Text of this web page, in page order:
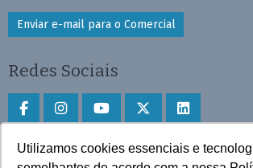
Utilizamos cookies essenciais e
Enviar e-mail para o Comercial
Redes Sociais
Faça download do aplicativo